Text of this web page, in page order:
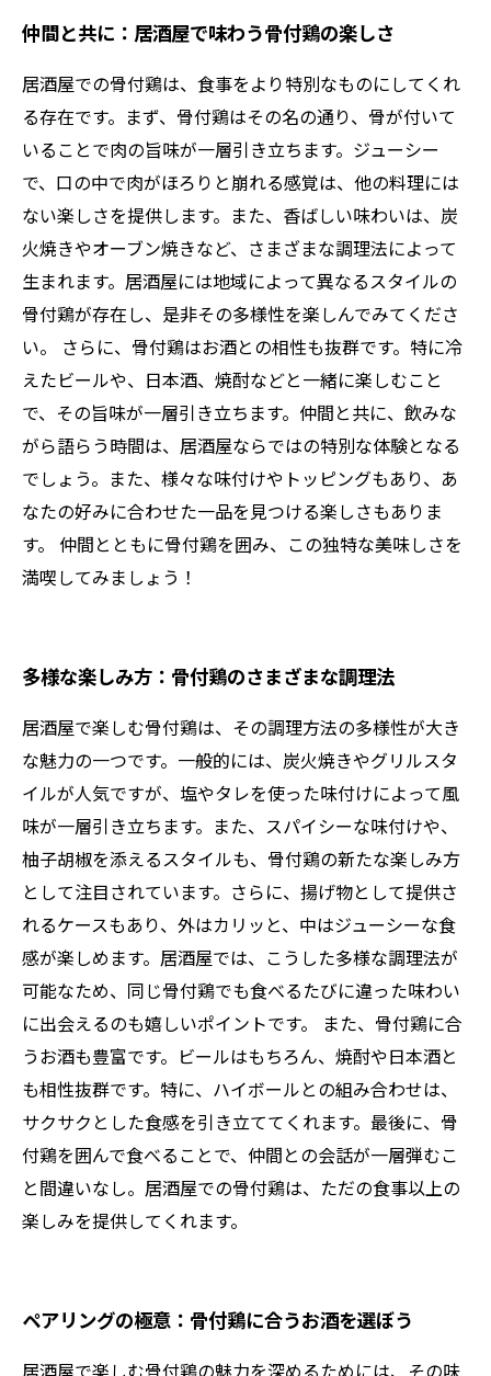
仲間と共に：居酒屋で味わう骨付鶏の楽しさ
居酒屋での骨付鶏は、食事をより特別なものにしてくれ
る存在です。まず、骨付鶏はその名の通り、骨が付いて
いることで肉の旨味が一層引き立ちます。ジューシー
で、口の中で肉がほろりと崩れる感覚は、他の料理には
ない楽しさを提供します。また、香ばしい味わいは、炭
火焼きやオーブン焼きなど、さまざまな調理法によって
生まれます。居酒屋には地域によって異なるスタイルの
骨付鶏が存在し、是非その多様性を楽しんでみてくださ
い。 さらに、骨付鶏はお酒との相性も抜群です。特に冷
えたビールや、日本酒、焼酎などと一緒に楽しむこと
で、その旨味が一層引き立ちます。仲間と共に、飲みな
がら語らう時間は、居酒屋ならではの特別な体験となる
でしょう。また、様々な味付けやトッピングもあり、あ
なたの好みに合わせた一品を見つける楽しさもありま
す。 仲間とともに骨付鶏を囲み、この独特な美味しさを
満喫してみましょう！
多様な楽しみ方：骨付鶏のさまざまな調理法
居酒屋で楽しむ骨付鶏は、その調理方法の多様性が大き
な魅力の一つです。一般的には、炭火焼きやグリルスタ
イルが人気ですが、塩やタレを使った味付けによって風
味が一層引き立ちます。また、スパイシーな味付けや、
柚子胡椒を添えるスタイルも、骨付鶏の新たな楽しみ方
として注目されています。さらに、揚げ物として提供さ
れるケースもあり、外はカリッと、中はジューシーな食
感が楽しめます。居酒屋では、こうした多様な調理法が
可能なため、同じ骨付鶏でも食べるたびに違った味わい
に出会えるのも嬉しいポイントです。 また、骨付鶏に合
うお酒も豊富です。ビールはもちろん、焼酎や日本酒と
も相性抜群です。特に、ハイボールとの組み合わせは、
サクサクとした食感を引き立ててくれます。最後に、骨
付鶏を囲んで食べることで、仲間との会話が一層弾むこ
と間違いなし。居酒屋での骨付鶏は、ただの食事以上の
楽しみを提供してくれます。
ペアリングの極意：骨付鶏に合うお酒を選ぼう
居酒屋で楽しむ骨付鶏の魅力を深めるためには、その味